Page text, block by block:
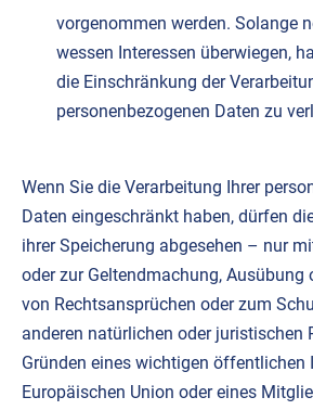
vorgenommen werden. Solange
wessen Interessen überwiegen,
die Einschränkung der
personenbezogenen Daten zu
Wenn Sie die Verarbeitung Ihrer
Daten eingeschränkt haben, dürfen
ihrer Speicherung abgesehen – nur
oder zur Geltendmachung, Ausübung
von Rechtsansprüchen oder zum
anderen natürlichen oder juristischen
Gründen eines wichtigen öffentlichen
Europäischen Union oder eines